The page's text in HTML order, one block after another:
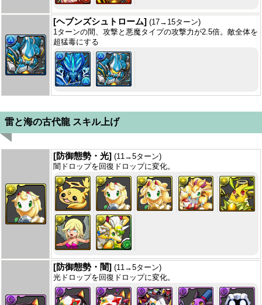
[ヘブンズシュトローム] (17→15ターン)
1ターンの間、攻撃と悪魔タイプの攻撃力が2.5倍。敵全体を
超猛毒にする
雷と海の古代龍 スキル上げ
[防御態勢・光] (11→5ターン)
闇ドロップを回復ドロップに変化。
[防御態勢・闇] (11→5ターン)
光ドロップを回復ドロップに変化。